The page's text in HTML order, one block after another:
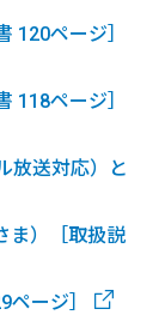
120ページ］
118ページ］
放送対応）と
ま）［取扱説
ージ］